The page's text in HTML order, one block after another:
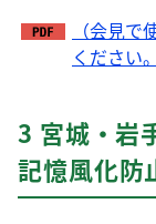
（会見
ください
3 宮城・岩
記憶風化防